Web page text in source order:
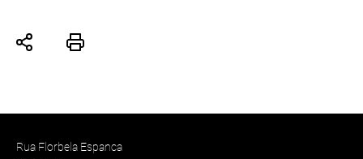
Rua Florbela Espanca